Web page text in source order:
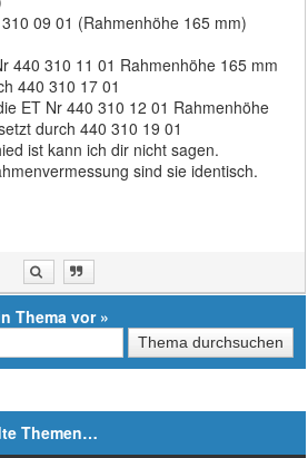
09 01 (Rahmenhöhe 165 mm)
440 310 11 01 Rahmenhöhe 165 mm
440 310 17 01
ET Nr 440 310 12 01 Rahmenhöhe
durch 440 310 19 01
ist kann ich dir nicht sagen.
sind sie identisch.
Thema vor»
Themen…